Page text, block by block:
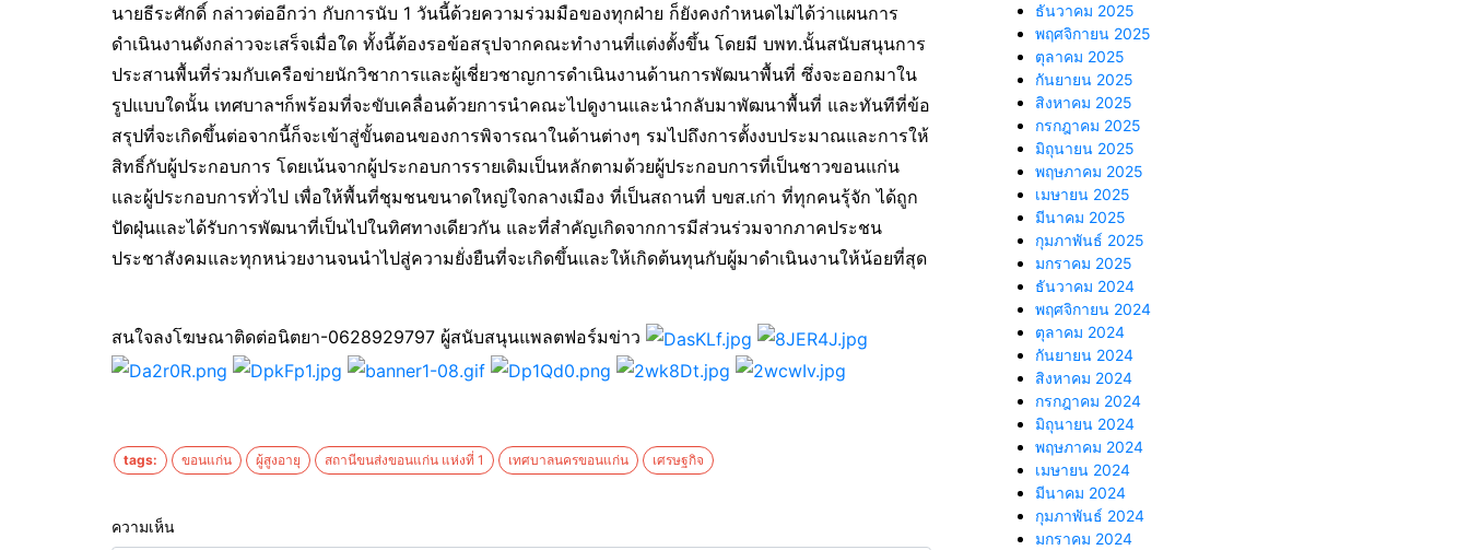
นายธีระศักดิ์ กล่าวต่ออีกว่า กับการนับ 1 วันนี้ด้วยความร่วมมือของทุกฝ่าย ก็ยังคงกำหนดไม่ได้ว่าแผนการ
ดำเนินงานดังกล่าวจะเสร็จเมื่อใด ทั้งนี้ต้องรอข้อสรุปจากคณะทำงานที่แต่งตั้งขึ้น โดยมี บพท.นั้นสนับสนุนการ
ประสานพื้นที่ร่วมกับเครือข่ายนักวิชาการและผู้เชี่ยวชาญการดำเนินงานด้านการพัฒนาพื้นที่ ซึ่งจะออกมาใน
รูปแบบใดนั้น เทศบาลฯก็พร้อมที่จะขับเคลื่อนด้วยการนำคณะไปดูงานและนำกลับมาพัฒนาพื้นที่ และทันทีที่ข้อ
สรุปที่จะเกิดขึ้นต่อจากนี้ก็จะเข้าสู่ขั้นตอนของการพิจารณาในด้านต่างๆ รมไปถึงการตั้งงบประมาณและการให้
สิทธิ์กับผู้ประกอบการ โดยเน้นจากผู้ประกอบการรายเดิมเป็นหลักตามด้วยผู้ประกอบการที่เป็นชาวขอนแก่น
และผู้ประกอบการทั่วไป เพื่อให้พื้นที่ชุมชนขนาดใหญ่ใจกลางเมือง ที่เป็นสถานที่ บขส.เก่า ที่ทุกคนรุ้จัก ได้ถูก
ปัดฝุ่นและได้รับการพัฒนาที่เป็นไปในทิศทางเดียวกัน และที่สำคัญเกิดจากการมีส่วนร่วมจากภาคประชน
ประชาสังคมและทุกหน่วยงานจนนำไปสู่ความยั่งยืนที่จะเกิดขึ้นและให้เกิดต้นทุนกับผู้มาดำเนินงานให้น้อยที่สุด
สนใจลงโฆษณาติดต่อนิตยา-0628929797 ผู้สนับสนุนแพลตฟอร์มข่าว
tags: ขอนแก่น ผู้สูงอายุ สถานีขนส่งขอนแก่น แห่งที่ 1 เทศบาลนครขอนแก่น เศรษฐกิจ
ความเห็น
ธันวาคม 2025
พฤศจิกายน 2025
ตุลาคม 2025
กันยายน 2025
สิงหาคม 2025
กรกฎาคม 2025
มิถุนายน 2025
พฤษภาคม 2025
เมษายน 2025
มีนาคม 2025
กุมภาพันธ์ 2025
มกราคม 2025
ธันวาคม 2024
พฤศจิกายน 2024
ตุลาคม 2024
กันยายน 2024
สิงหาคม 2024
กรกฎาคม 2024
มิถุนายน 2024
พฤษภาคม 2024
เมษายน 2024
มีนาคม 2024
กุมภาพันธ์ 2024
มกราคม 2024